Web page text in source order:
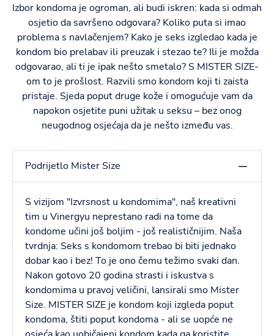
Izbor kondoma je ogroman, ali budi iskren: kada si odmah
osjetio da savršeno odgovara? Koliko puta si imao
problema s navlačenjem? Kako je seks izgledao kada je
kondom bio prelabav ili preuzak i stezao te? Ili je možda
odgovarao, ali ti je ipak nešto smetalo? S MISTER SIZE-
om to je prošlost. Razvili smo kondom koji ti zaista
pristaje. Sjeda poput druge kože i omogućuje vam da
napokon osjetite puni užitak u seksu – bez onog
neugodnog osjećaja da je nešto između vas.
Podrijetlo Mister Size
S vizijom "Izvrsnost u kondomima", naš kreativni
tim u Vinergyu neprestano radi na tome da
kondome učini još boljim - još realističnijim. Naša
tvrdnja: Seks s kondomom trebao bi biti jednako
dobar kao i bez! To je ono čemu težimo svaki dan.
Nakon gotovo 20 godina strasti i iskustva s
kondomima u pravoj veličini, lansirali smo Mister
Size. MISTER SIZE je kondom koji izgleda poput
kondoma, štiti poput kondoma - ali se uopće ne